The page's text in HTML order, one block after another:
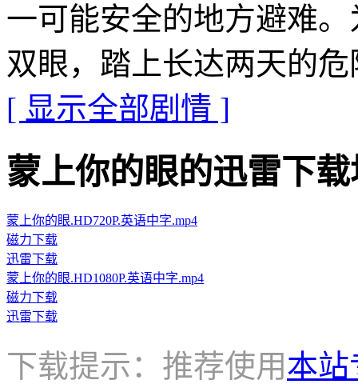
一可能安全的地方避难
双眼，踏上长达两天的
[ 显示全部剧情 ]
蒙上你的眼的迅雷下载
蒙上你的眼.HD720P.英语中字.mp4
磁力下载
迅雷下载
蒙上你的眼.HD1080P.英语中字.mp4
磁力下载
迅雷下载
下载提示：推荐使用本站